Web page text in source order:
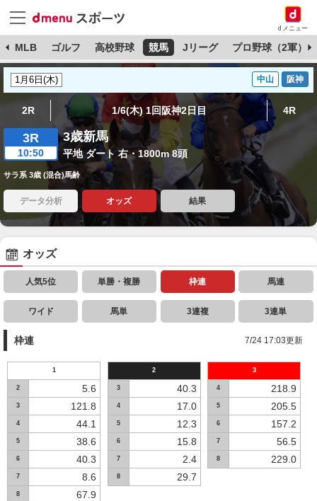
dメニュー
MLB ゴルフ 高校野球 競馬 Jリーグ プロ野球（2軍）
中山 阪神
2R 1/6(木) 1回阪神2日目 4R
3R
10:50
3歳新馬
平地 ダート 右・1800m 8頭
サラ系 3歳 (混合)馬齢
データ分析 オッズ 結果
オッズ
人気5位 単勝・複勝 枠連 馬連
ワイド 馬単 3連複 3連単
枠連 7/24 17:03更新
1
2 5.6
3 121.8
4 44.1
5 38.6
6 40.3
7 8.6
8 67.9
2
3 40.3
4 17.0
5 12.3
6 15.8
7 2.4
8 29.7
3
4 218.9
5 205.5
6 157.2
7 56.5
8 229.0